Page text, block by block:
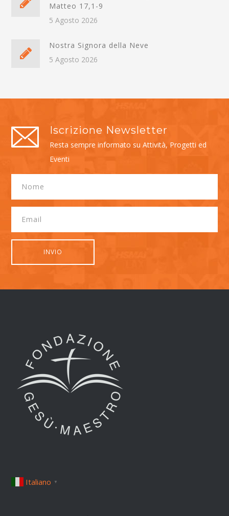
Matteo 17,1-9
5 Agosto 2026
Nostra Signora della Neve
5 Agosto 2026
Iscrizione Newsletter
Resta sempre informato su Attività, Progetti ed
Eventi
Italiano ▼